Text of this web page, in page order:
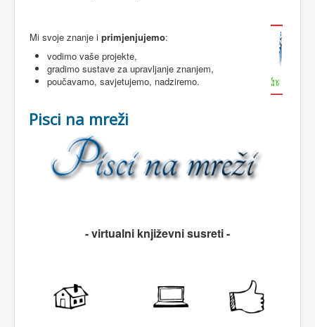
Mi svoje znanje i primjenjujemo:
vodimo vaše projekte,
gradimo sustave za upravljanje znanjem,
poučavamo, savjetujemo, nadziremo.
Pisci na mreži
- virtualni književni susreti -